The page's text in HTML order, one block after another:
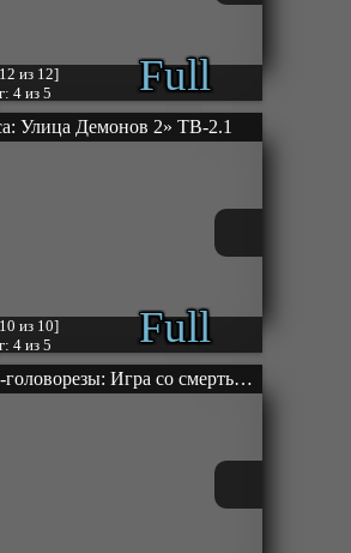
из 12]
4 из 5
Full
из 10]
4 из 5
Full
Улица Демонов 2» ТВ-2.1
«Красотки-головорезы: Игра со смертью» ТВ-1